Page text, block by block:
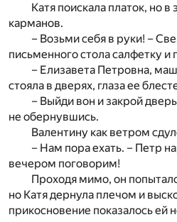
Катя поискала платок, но
карманов.
– Возьми себя в руки! –
письменного стола салфетку и
– Елизавета Петровна,
стояла в дверях, глаза ее
– Выйди вон и закрой
не обернувшись.
Валентину как ветром
– Нам пора ехать. – Петр
вечером поговорим!
Проходя мимо, он
но Катя дернула плечом и
прикосновение показалось ей